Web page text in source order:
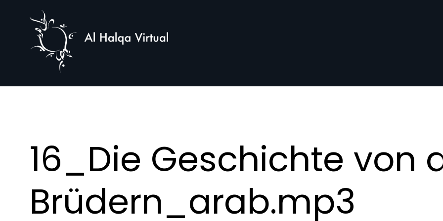
Al
Halqa
16_Die Geschichte von
Brüdern_arab.mp3